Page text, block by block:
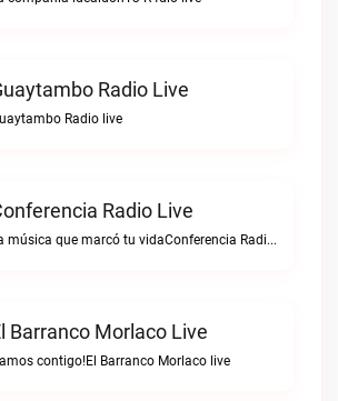
Radio Live
Radio live
Radio Live
La música que marcó tu vidaConferencia Radio live
Barranco Morlaco Live
contigo!El Barranco Morlaco live